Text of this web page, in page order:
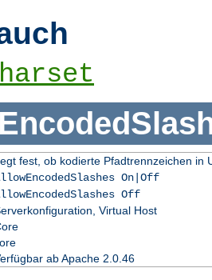
fest, ob kodierte Pfadtrennzeichen in
On|Off
Off
Virtual Host
ab Apache 2.0.46